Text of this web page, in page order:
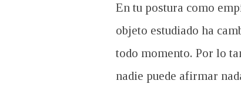
En tu postura como
objeto estudiado ha
todo momento. Por lo
nadie puede afirmar